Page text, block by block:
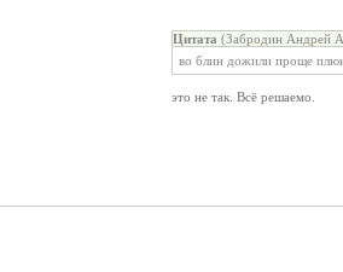
Цитата (Забродин Андрей
во блин дожили проще
это не так. Всё решаемо.